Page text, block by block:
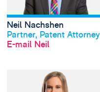
Profil anschauen
Neil Nachshen
Partner, Patent Attorney
E-mail Neil